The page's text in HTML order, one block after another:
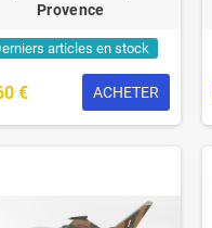
Provence
articles en stock
€ ACHETER